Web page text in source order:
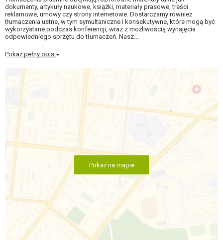
dokumenty, artykuły naukowe, książki, materiały prasowe, treści
reklamowe, umowy czy strony internetowe. Dostarczamy również
tłumaczenia ustne, w tym symultaniczne i konsekutywne, które mogą być
wykorzystane podczas konferencji, wraz z możliwością wynajęcia
odpowiedniego sprzętu do tłumaczeń. Nasz...
Pokaż pełny opis
Pokaż na mapie